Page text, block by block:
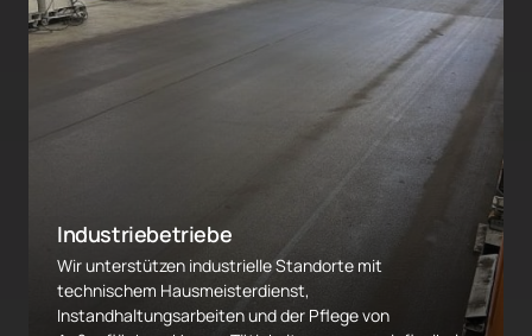
Industriebetriebe
Wir unterstützen industrielle Standorte mit
technischem Hausmeisterdienst,
Instandhaltungsarbeiten und der Pflege von